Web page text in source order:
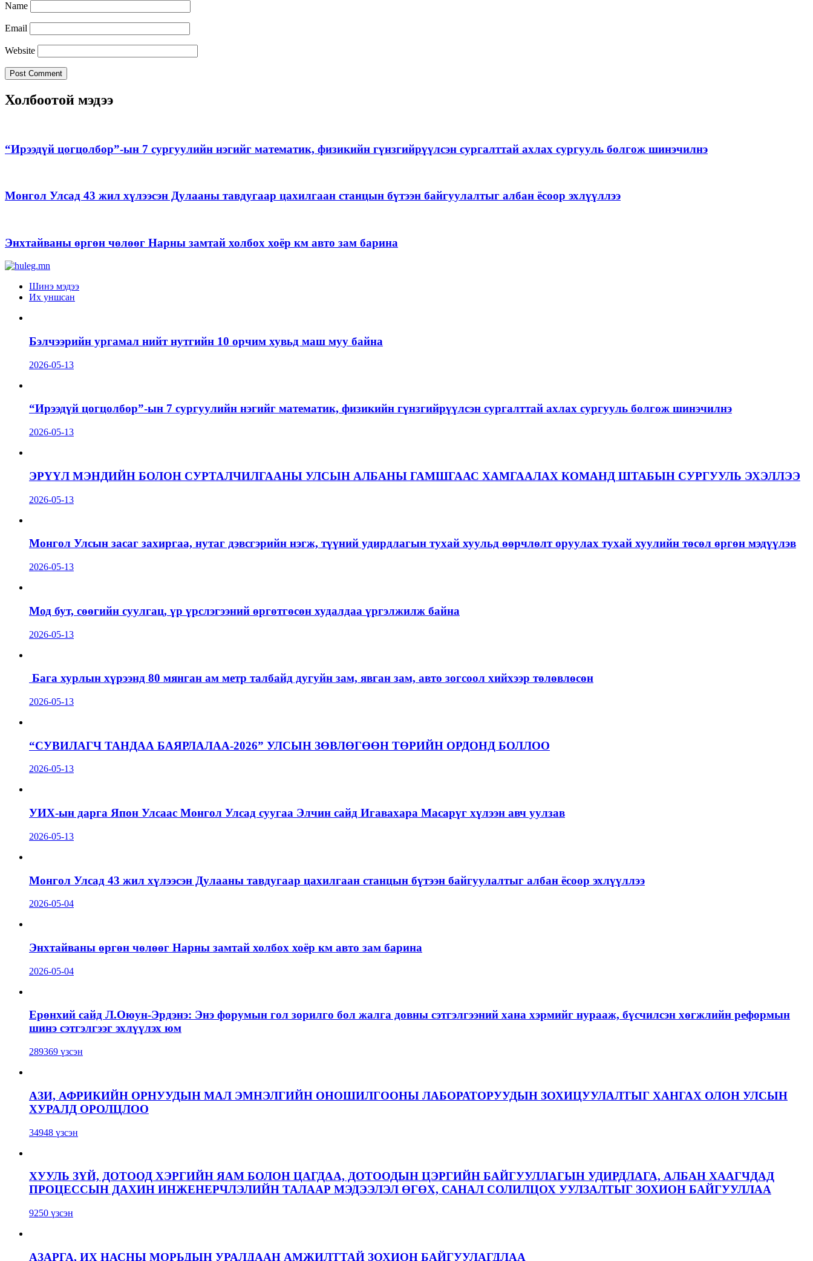
Name
Email
Website
Холбоотой мэдээ
“Ирээдүй цогцолбор”-ын 7 сургуулийн нэгийг математик, физикийн гүнзгийрүүлсэн сургалттай ахлах сургууль болгож шинэчилнэ
Монгол Улсад 43 жил хүлээсэн Дулааны тавдугаар цахилгаан станцын бүтээн байгуулалтыг албан ёсоор эхлүүллээ
Энхтайваны өргөн чөлөөг Нарны замтай холбох хоёр км авто зам барина
Шинэ мэдээ
Их уншсан
Бэлчээрийн ургамал нийт нутгийн 10 орчим хувьд маш муу байна
2026-05-13
“Ирээдүй цогцолбор”-ын 7 сургуулийн нэгийг математик, физикийн гүнзгийрүүлсэн сургалттай ахлах сургууль болгож шинэчилнэ
2026-05-13
ЭРҮҮЛ МЭНДИЙН БОЛОН СУРТАЛЧИЛГААНЫ УЛСЫН АЛБАНЫ ГАМШГААС ХАМГААЛАХ КОМАНД ШТАБЫН СУРГУУЛЬ ЭХЭЛЛЭЭ
2026-05-13
Монгол Улсын засаг захиргаа, нутаг дэвсгэрийн нэгж, түүний удирдлагын тухай хуульд өөрчлөлт оруулах тухай хуулийн төсөл өргөн мэдүүлэв
2026-05-13
Мод бут, сөөгийн суулгац, үр үрслэгээний өргөтгөсөн худалдаа үргэлжилж байна
2026-05-13
Бага хурлын хүрээнд 80 мянган ам метр талбайд дугуйн зам, явган зам, авто зогсоол хийхээр төлөвлөсөн
2026-05-13
“СУВИЛАГЧ ТАНДАА БАЯРЛАЛАА-2026” УЛСЫН ЗӨВЛӨГӨӨН ТӨРИЙН ОРДОНД БОЛЛОО
2026-05-13
УИХ-ын дарга Япон Улсаас Монгол Улсад суугаа Элчин сайд Игавахара Масарүг хүлээн авч уулзав
2026-05-13
Монгол Улсад 43 жил хүлээсэн Дулааны тавдугаар цахилгаан станцын бүтээн байгуулалтыг албан ёсоор эхлүүллээ
2026-05-04
Энхтайваны өргөн чөлөөг Нарны замтай холбох хоёр км авто зам барина
2026-05-04
Ерөнхий сайд Л.Оюун-Эрдэнэ: Энэ форумын гол зорилго бол жалга довны сэтгэлгээний хана хэрмийг нурааж, бүсчилсэн хөгжлийн реформын
шинэ сэтгэлгээг эхлүүлэх юм
289369 үзсэн
АЗИ, АФРИКИЙН ОРНУУДЫН МАЛ ЭМНЭЛГИЙН ОНОШИЛГООНЫ ЛАБОРАТОРУУДЫН ЗОХИЦУУЛАЛТЫГ ХАНГАХ ОЛОН УЛСЫН
ХУРАЛД ОРОЛЦЛОО
34948 үзсэн
ХУУЛЬ ЗҮЙ, ДОТООД ХЭРГИЙН ЯАМ БОЛОН ЦАГДАА, ДОТООДЫН ЦЭРГИЙН БАЙГУУЛЛАГЫН УДИРДЛАГА, АЛБАН ХААГЧДАД
ПРОЦЕССЫН ДАХИН ИНЖЕНЕРЧЛЭЛИЙН ТАЛААР МЭДЭЭЛЭЛ ӨГӨХ, САНАЛ СОЛИЛЦОХ УУЛЗАЛТЫГ ЗОХИОН БАЙГУУЛЛАА
9250 үзсэн
АЗАРГА, ИХ НАСНЫ МОРЬДЫН УРАЛДААН АМЖИЛТТАЙ ЗОХИОН БАЙГУУЛАГДЛАА